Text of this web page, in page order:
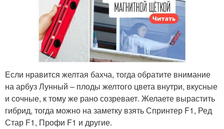
Если нравится желтая бахча, тогда обратите внимание
на арбуз Лунный – плоды желтого цвета внутри, вкусные
и сочные, к тому же рано созревает. Желаете вырастить
гибрид, тогда можно на заметку взять Спринтер F1, Ред
Стар F1, Профи F1 и другие.